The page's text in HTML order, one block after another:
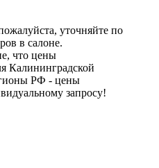
уточняйте по
в салоне.
что цены
Калининградской
РФ - цены
запросу!